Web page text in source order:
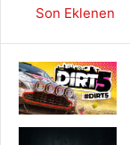
Son Eklenen